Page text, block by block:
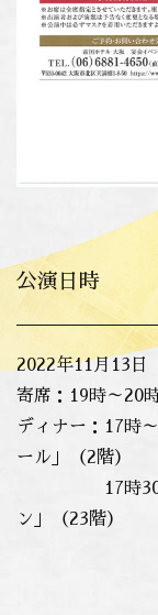
公演日時
2022年11月13日
寄席：19時～20
ディナー：17時
ール」（2階）
17時30分～
ン」（23階）